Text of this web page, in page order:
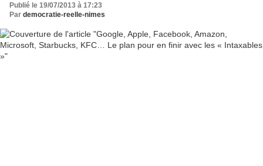
Publié le 19/07/2013 à 17:23
Par democratie-reelle-nimes